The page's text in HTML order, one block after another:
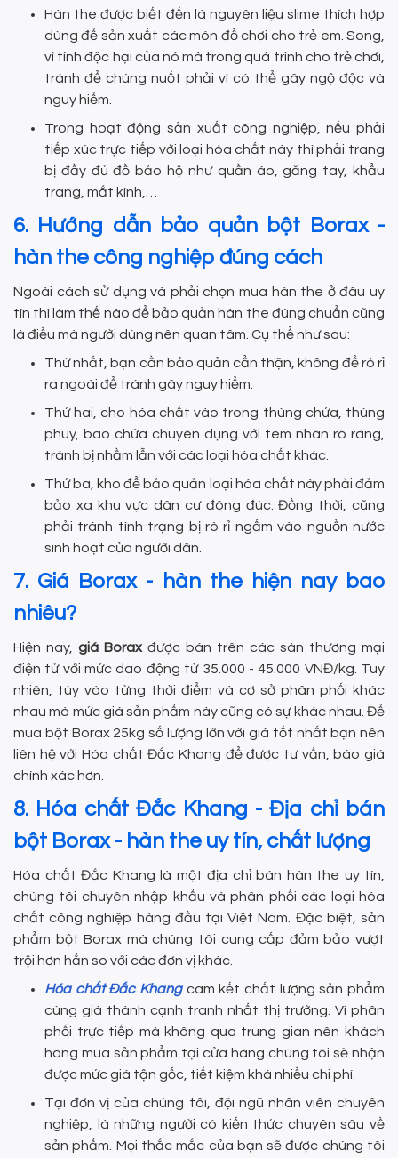
Hàn the được biết đến là nguyên liệu slime thích hợp
dùng để sản xuất các món đồ chơi cho trẻ em. Song,
vì tính độc hại của nó mà trong quá trình cho trẻ chơi,
tránh để chúng nuốt phải vì có thể gây ngộ độc và
nguy hiểm.
Trong hoạt động sản xuất công nghiệp, nếu phải
tiếp xúc trực tiếp với loại hóa chất này thì phải trang
bị đầy đủ đồ bảo hộ như quần áo, găng tay, khẩu
trang, mắt kính,…
6. Hướng dẫn bảo quản bột Borax -
hàn the công nghiệp đúng cách
Ngoài cách sử dụng và phải chọn mua hàn the ở đâu uy
tín thì làm thế nào để bảo quản hàn the đúng chuẩn cũng
là điều mà người dùng nên quan tâm. Cụ thể như sau:
Thứ nhất, bạn cần bảo quản cẩn thận, không để rò rỉ
ra ngoài để tránh gây nguy hiểm.
Thứ hai, cho hóa chất vào trong thùng chứa, thùng
phuy, bao chứa chuyên dụng với tem nhãn rõ ràng,
tránh bị nhầm lẫn với các loại hóa chất khác.
Thứ ba, kho để bảo quản loại hóa chất này phải đảm
bảo xa khu vực dân cư đông đúc. Đồng thời, cũng
phải tránh tình trạng bị rò rỉ ngấm vào nguồn nước
sinh hoạt của người dân.
7. Giá Borax - hàn the hiện nay bao
nhiêu?
Hiện nay, giá Boraxđược bán trên các sàn thương mại
điện tử với mức dao động từ 35.000 - 45.000 VNĐ/kg. Tuy
nhiên, tùy vào từng thời điểm và cơ sở phân phối khác
nhau mà mức giá sản phẩm này cũng có sự khác nhau. Để
mua bột Borax 25kg số lượng lớn với giá tốt nhất bạn nên
liên hệ với Hóa chất Đắc Khang để được tư vấn, báo giá
chính xác hơn.
8. Hóa chất Đắc Khang - Địa chỉ bán
bột Borax - hàn the uy tín, chất lượng
Hóa chất Đắc Khang là một địa chỉ bán hàn the uy tín,
chúng tôi chuyên nhập khẩu và phân phối các loại hóa
chất công nghiệp hàng đầu tại Việt Nam. Đặc biệt, sản
phẩm bột Borax mà chúng tôi cung cấp đảm bảo vượt
trội hơn hẳn so với các đơn vị khác.
Hóa chất Đắc Khangcam kết chất lượng sản phẩm
cùng giá thành cạnh tranh nhất thị trường. Vì phân
phối trực tiếp mà không qua trung gian nên khách
hàng mua sản phẩm tại cửa hàng chúng tôi sẽ nhận
được mức giá tận gốc, tiết kiệm khá nhiều chi phí.
Tại đơn vị của chúng tôi, đội ngũ nhân viên chuyên
nghiệp, là những người có kiến thức chuyên sâu về
sản phẩm. Mọi thắc mắc của bạn sẽ được chúng tôi